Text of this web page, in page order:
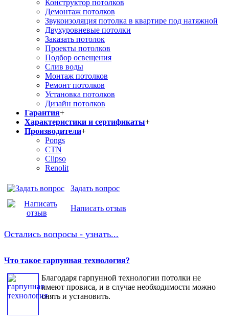
Конструктор потолков
Демонтаж потолков
Звукоизоляция потолка в квартире под натяжной
Двухуровневые потолки
Заказать потолок
Проекты потолков
Подбор освещения
Слив воды
Монтаж потолков
Ремонт потолков
Установка потолков
Дизайн потолков
Гарантия+
Характеристики и сертификаты+
Производители+
Pongs
CTN
Clipso
Renolit
Задать вопрос
Написать отзыв
Остались вопросы - узнать...
Что такое гарпунная технология?
Благодаря гарпунной технологии потолки не
имеют провиса, и в случае необходимости можно
снять и установить.